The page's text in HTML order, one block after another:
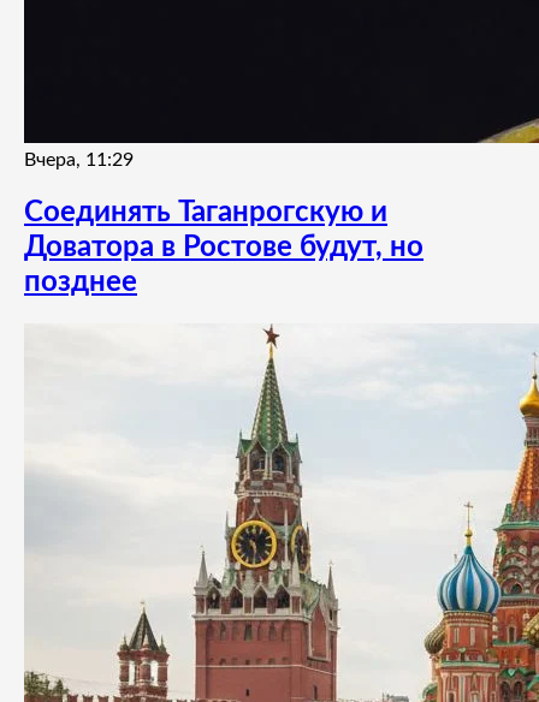
Вчера, 11:29
Соединять Таганрогскую и
Доватора в Ростове будут, но
позднее